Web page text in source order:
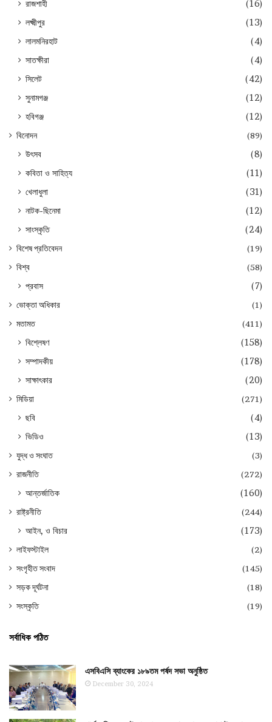
রাজশাহী
(16)
লক্ষ্মীপুর
(13)
লালমনিরহাট
(4)
সাতক্ষীরা
(4)
সিলেট
(42)
সুনামগঞ্জ
(12)
হবিগঞ্জ
(12)
বিনোদন (89)
উৎসব
(8)
কবিতা ও সাহিত্য
(11)
খেলাধুলা
(31)
নাটক-ছিনেমা
(12)
সাংস্কৃতি
(24)
বিশেষ প্রতিবেদন
(19)
বিশ্ব
(58)
প্রবাস (7)
ভোক্তা অধিকার
(1)
মতামত
(411)
বিশ্লেষণ
(158)
সম্পাদকীয়
(178)
সাক্ষাৎকার
(20)
মিডিয়া (271)
ছবি
(4)
ভিডিও
(13)
যুদ্ধ ও সংঘাত
(3)
রাজনীতি
(272)
আন্তর্জাতিক (160)
রাষ্ট্রনীতি (244)
আইন, ও বিচার (173)
লাইফস্টাইল
(2)
সংগৃহীত সংবাদ
(145)
সড়ক দূর্ঘটনা
(18)
সংস্কৃতি
(19)
সর্বাধিক পঠিত
এসবিএসি ব্যাংকের ১৮৯তম পর্ষদ সভা অনুষ্ঠিত
December 30, 2024